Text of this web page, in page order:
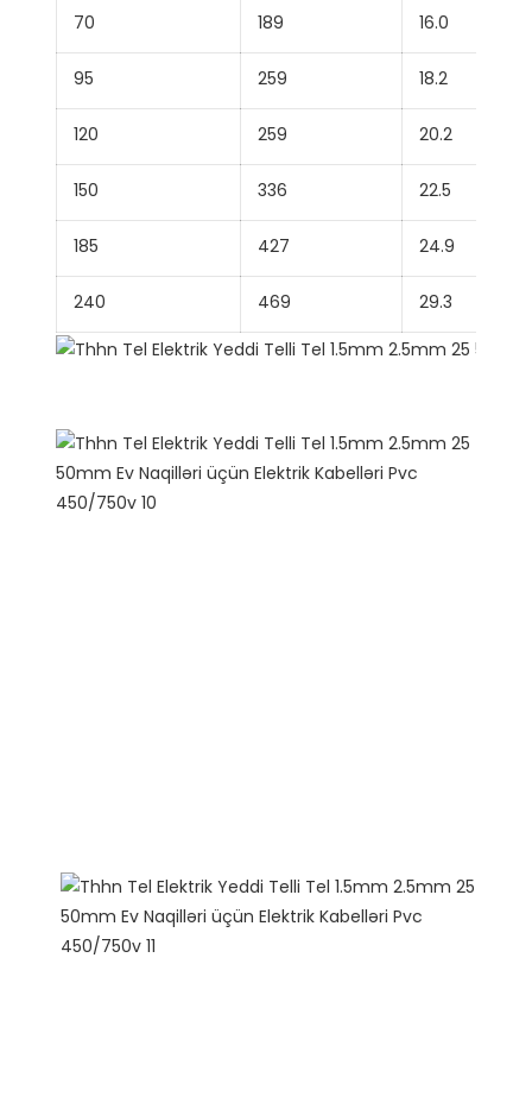
70 189 16.0
95 259 18.2
120 259 20.2
150 336 22.5
185 427 24.9
240 469 29.3